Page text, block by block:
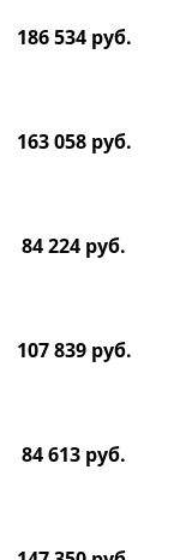
186 534 руб.
163 058 руб.
84 224 руб.
107 839 руб.
84 613 руб.